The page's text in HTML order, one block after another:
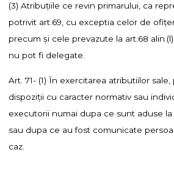
(3) Atribuţiile ce revin primarului, ca
potrivit art.69, cu exceptia celor de
precum şi cele prevazute la art.68 alin.(l)
nu pot fi delegate.
Art. 71- (1) În exercitarea atributiilor
dispoziţii cu caracter normativ sau
executorii numai dupa ce sunt aduse
sau dupa ce au fost comunicate
caz.